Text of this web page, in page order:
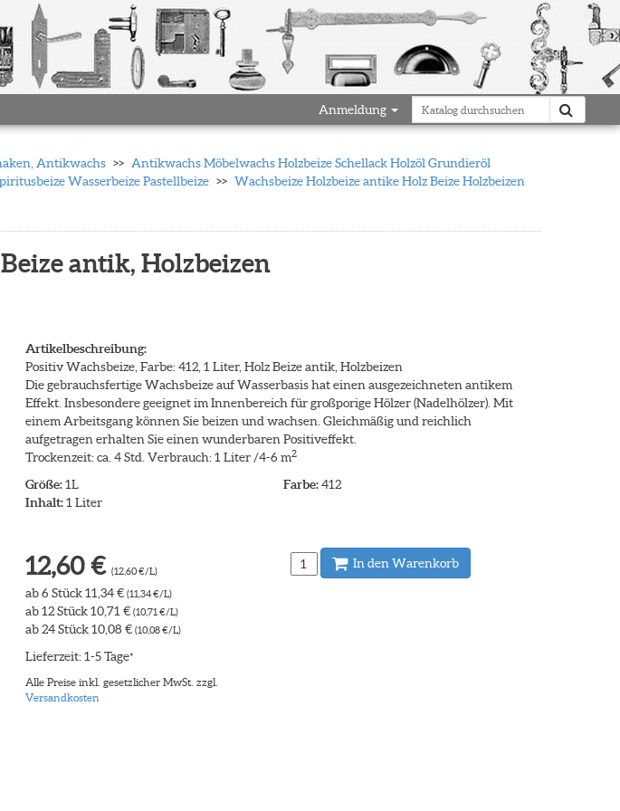
Anmeldung
Antikwachs
Antikwachs Möbelwachs Holzbeize Schellack Holzöl Grundieröl
Wasserbeize Pastellbeize
Wachsbeize Holzbeize antike Holz Beize Holzbeizen
antik, Holzbeizen
Artikelbeschreibung:
Positiv Wachsbeize, Farbe: 412, 1 Liter, Holz Beize antik, Holzbeizen
Die gebrauchsfertige Wachsbeize auf Wasserbasis hat einen ausgezeichneten antikem
Effekt. Insbesondere geeignet im Innenbereich für großporige Hölzer (Nadelhölzer). Mit
einem Arbeitsgang können Sie beizen und wachsen. Gleichmäßig und reichlich
aufgetragen erhalten Sie einen wunderbaren Positiveffekt.
Trockenzeit: ca. 4 Std. Verbrauch: 1 Liter /4-6 m2
Größe:1L
Inhalt:1 Liter
Farbe:412
12,60 € (12,60 €/L)
ab 6 Stück 11,34 € (11,34 €/L)
ab 12 Stück 10,71 € (10,71 €/L)
ab 24 Stück 10,08 € (10,08 €/L)
Lieferzeit: 1-5 Tage*
Alle Preise inkl. gesetzlicher MwSt. zzgl.
Versandkosten
In den Warenkorb